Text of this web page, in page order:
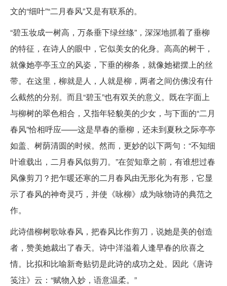
文的“细叶”“二月春风”又是有联系的。
“碧玉妆成一树高，万条垂下绿丝绦”，深深地抓着了垂柳
的特征，在诗人的眼中，它似美女的化身。高高的树干，
就像她亭亭玉立的风姿，下垂的柳条，就像她裙摆上的丝
带。在这里，柳就是人，人就是柳，两者之间仿佛没有什
么截然的分别。而且“碧玉”也有双关的意义。既在字面上
与柳树的翠色相合，又指年轻貌美的少女，与下面的“二月
春风”恰相呼应——这是早春的垂柳，还未到夏秋之际亭亭
如盖、树荫清圆的时候。然而，更妙的以下两句：“不知细
叶谁载出，二月春风似剪刀。”在贺知章之前，有谁想过春
风像剪刀？把乍暖还寒的二月春风由无形化为有形，它显
示了春风的神奇灵巧，并使《咏柳》成为咏物诗的典范之
作。
此诗借柳树歌咏春风，把春风比作剪刀，说她是美的创造
者，赞美她裁出了春天。诗中洋溢着人逢早春的欣喜之
情。比拟和比喻新奇贴切是此诗的成功之处。因此《唐诗
笺注》云：“赋物入妙，语意温柔。”